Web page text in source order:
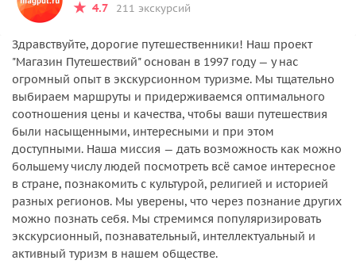
4.7 211 экскурсий
Здравствуйте, дорогие путешественники! Наш проект
"Магазин Путешествий" основан в 1997 году — у нас
огромный опыт в экскурсионном туризме. Мы тщательно
выбираем маршруты и придерживаемся оптимального
соотношения цены и качества, чтобы ваши путешествия
были насыщенными, интересными и при этом
доступными. Наша миссия — дать возможность как можно
большему числу людей посмотреть всё самое интересное
в стране, познакомить с культурой, религией и историей
разных регионов. Мы уверены, что через познание других
можно познать себя. Мы стремимся популяризировать
экскурсионный, познавательный, интеллектуальный и
активный туризм в нашем обществе.